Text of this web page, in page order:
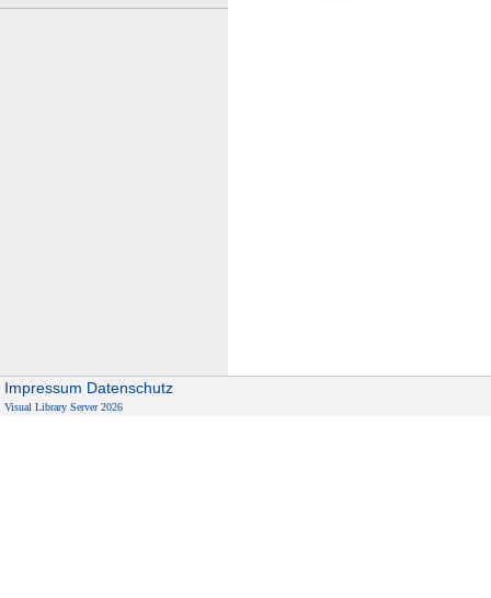
Impressum Datenschutz
Visual Library Server 2026